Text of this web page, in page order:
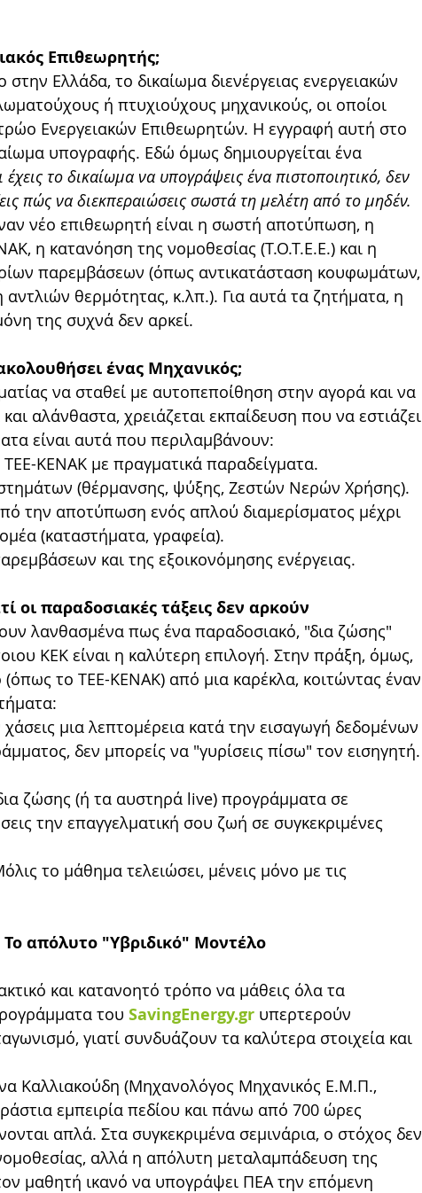
Επιθεωρητής;
Ελλάδα, το δικαίωμα διενέργειας ενεργειακών
ή πτυχιούχους μηχανικούς, οι οποίοι
Ενεργειακών Επιθεωρητών. Η εγγραφή αυτή στο
υπογραφής. Εδώ όμως δημιουργείται ένα
έχεις το δικαίωμα να υπογράψεις ένα πιστοποιητικό, δεν
πώς να διεκπεραιώσεις σωστά τη μελέτη από το μηδέν.
νέο επιθεωρητή είναι η σωστή αποτύπωση, η
η κατανόηση της νομοθεσίας (Τ.Ο.Τ.Ε.Ε.) και η
παρεμβάσεων (όπως αντικατάσταση κουφωμάτων,
θερμότητας, κ.λπ.). Για αυτά τα ζητήματα, η
της συχνά δεν αρκεί.
ένας Μηχανικός;
να σταθεί με αυτοπεποίθηση στην αγορά και να
αλάνθαστα, χρειάζεται εκπαίδευση που να εστιάζει
είναι αυτά που περιλαμβάνουν:
ΚΕΝΑΚ με πραγματικά παραδείγματα.
(θέρμανσης, ψύξης, Ζεστών Νερών Χρήσης).
την αποτύπωση ενός απλού διαμερίσματος μέχρι
(καταστήματα, γραφεία).
και της εξοικονόμησης ενέργειας.
οι παραδοσιακές τάξεις δεν αρκούν
λανθασμένα πως ένα παραδοσιακό, "δια ζώσης"
ΚΕΚ είναι η καλύτερη επιλογή. Στην πράξη, όμως,
(όπως το ΤΕΕ-ΚΕΝΑΚ) από μια καρέκλα, κοιτώντας έναν
χάσεις μια λεπτομέρεια κατά την εισαγωγή δεδομένων
δεν μπορείς να "γυρίσεις πίσω" τον εισηγητή.
ζώσης (ή τα αυστηρά live) προγράμματα σε
την επαγγελματική σου ζωή σε συγκεκριμένες
το μάθημα τελειώσει, μένεις μόνο με τις
Το απόλυτο "Υβριδικό" Μοντέλο
και κατανοητό τρόπο να μάθεις όλα τα
του SavingEnergy.gr υπερτερούν
γιατί συνδυάζουν τα καλύτερα στοιχεία και
Καλλιακούδη (Μηχανολόγος Μηχανικός Ε.Μ.Π.,
εμπειρία πεδίου και πάνω από 700 ώρες
απλά. Στα συγκεκριμένα σεμινάρια, ο στόχος δεν
αλλά η απόλυτη μεταλαμπάδευση της
μαθητή ικανό να υπογράψει ΠΕΑ την επόμενη